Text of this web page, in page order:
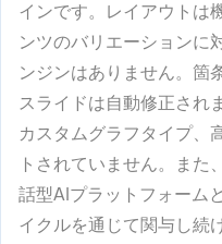
インです。レイアウトは
ンツのバリエーションに
ンジンはありません。箇
スライドは自動修正され
カスタムグラフタイプ、
トされていません。また
話型AIプラットフォーム
イクルを通じて関与し続